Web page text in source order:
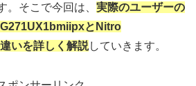
。そこで今回は、 実際のユーザーの
とNitro
いを詳しく解説していきます。